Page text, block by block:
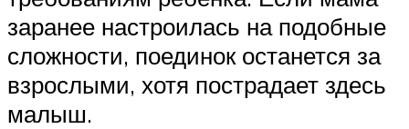
заранее настроилась на подобные
сложности, поединок останется за
взрослыми, хотя пострадает здесь
малыш.